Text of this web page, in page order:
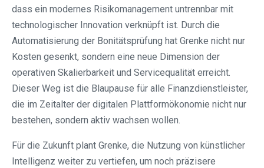
dass ein modernes Risikomanagement untrennbar mit
technologischer Innovation verknüpft ist. Durch die
Automatisierung der Bonitätsprüfung hat Grenke nicht nur
Kosten gesenkt, sondern eine neue Dimension der
operativen Skalierbarkeit und Servicequalität erreicht.
Dieser Weg ist die Blaupause für alle Finanzdienstleister,
die im Zeitalter der digitalen Plattformökonomie nicht nur
bestehen, sondern aktiv wachsen wollen.
Für die Zukunft plant Grenke, die Nutzung von künstlicher
Intelligenz weiter zu vertiefen, um noch präzisere